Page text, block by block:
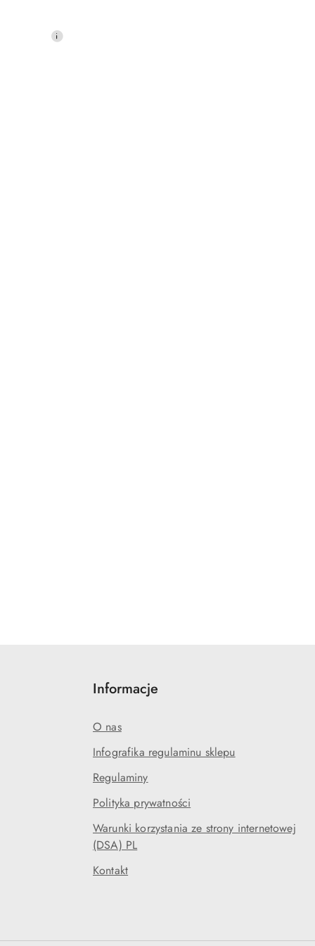
Informacje
O nas
Infografika regulaminu sklepu
Regulaminy
Polityka prywatności
Warunki korzystania ze strony internetowej
(DSA) PL
Kontakt